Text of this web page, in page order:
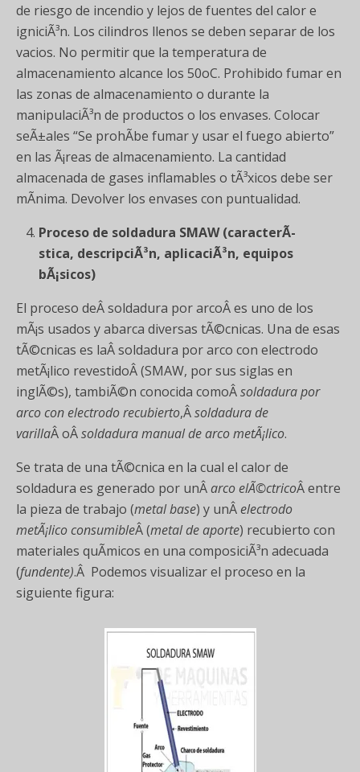
de riesgo de incendio y lejos de fuentes del calor e
igniciÃ³n. Los cilindros llenos se deben separar de los
vacios. No permitir que la temperatura de
almacenamiento alcance los 50oC. Prohibido fumar en
las zonas de almacenamiento o durante la
manipulaciÃ³n de productos o los envases. Colocar
seÃ±ales “Se prohÃ­be fumar y usar el fuego abierto”
en las Ã¡reas de almacenamiento. La cantidad
almacenada de gases inflamables o tÃ³xicos debe ser
mÃ­nima. Devolver los envases con puntualidad.
Proceso de soldadura SMAW (caracterÃ­
stica, descripciÃ³n, aplicaciÃ³n, equipos
bÃ¡sicos)
El proceso deÂ soldadura por arcoÂ es uno de los
mÃ¡s usados y abarca diversas tÃ©cnicas. Una de esas
tÃ©cnicas es laÂ soldadura por arco con electrodo
metÃ¡lico revestidoÂ (SMAW, por sus siglas en
inglÃ©s), tambiÃ©n conocida comoÂsoldadura por
arco con electrodo recubierto,Âsoldadura de
varillaÂ oÂsoldadura manual de arco metÃ¡lico.
Se trata de una tÃ©cnica en la cual el calor de
soldadura es generado por unÂarco elÃ©ctricoÂ entre
la pieza de trabajo (metal base) y unÂelectrodo
metÃ¡lico consumibleÂ (metal de aporte) recubierto con
materiales quÃ­micos en una composiciÃ³n adecuada
(fundente).Â Podemos visualizar el proceso en la
siguiente figura: